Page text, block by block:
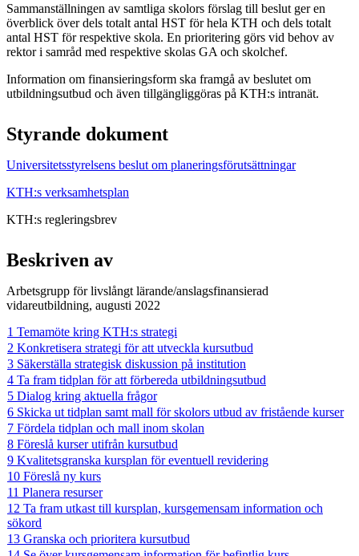
Sammanställningen av samtliga skolors förslag till beslut ger en
överblick över dels totalt antal HST för hela KTH och dels totalt
antal HST för respektive skola. En prioritering görs vid behov av
rektor i samråd med respektive skolas GA och skolchef.
Information om finansieringsform ska framgå av beslutet om
utbildningsutbud och även tillgängliggöras på KTH:s intranät.
Styrande dokument
Universitetsstyrelsens beslut om planeringsförutsättningar
KTH:s verksamhetsplan
KTH:s regleringsbrev
Beskriven av
Arbetsgrupp för livslångt lärande/anslagsfinansierad
vidareutbildning, augusti 2022
1 Temamöte kring KTH:s strategi
2 Konkretisera strategi för att utveckla kursutbud
3 Säkerställa strategisk diskussion på institution
4 Ta fram tidplan för att förbereda utbildningsutbud
5 Dialog kring aktuella frågor
6 Skicka ut tidplan samt mall för skolors utbud av fristående kurser
7 Fördela tidplan och mall inom skolan
8 Föreslå kurser utifrån kursutbud
9 Kvalitetsgranska kursplan för eventuell revidering
10 Föreslå ny kurs
11 Planera resurser
12 Ta fram utkast till kursplan, kursgemensam information och
sökord
13 Granska och prioritera kursutbud